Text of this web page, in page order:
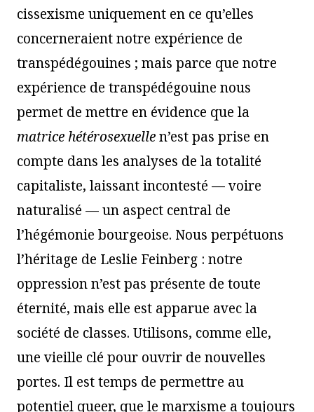
cissexisme uniquement en ce qu’elles
concerneraient notre expérience de
transpédégouines ; mais parce que notre
expérience de transpédégouine nous
permet de mettre en évidence que la
matrice hétérosexuellen’est pas prise en
compte dans les analyses de la totalité
capitaliste, laissant incontesté — voire
naturalisé — un aspect central de
l’hégémonie bourgeoise. Nous perpétuons
l’héritage de Leslie Feinberg : notre
oppression n’est pas présente de toute
éternité, mais elle est apparue avec la
société de classes. Utilisons, comme elle,
une vieille clé pour ouvrir de nouvelles
portes. Il est temps de permettre au
potentiel queer, que le marxisme a toujours